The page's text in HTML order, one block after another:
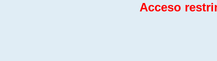
Acceso